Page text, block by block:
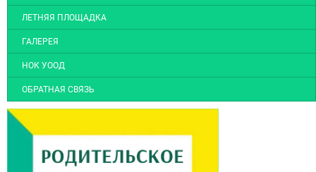
ЛЕТНЯЯ ПЛОЩАДКА
ГАЛЕРЕЯ
НОК УООД
ОБРАТНАЯ СВЯЗЬ